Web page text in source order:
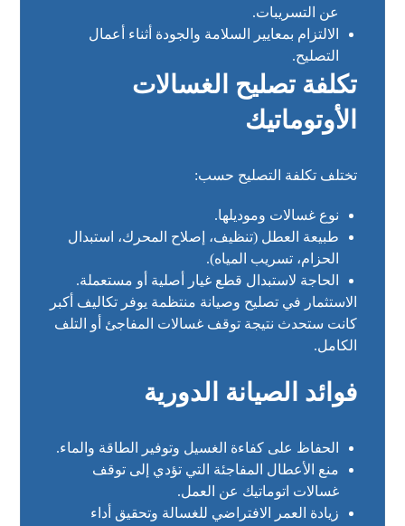
عن التسريبات.
الالتزام بمعايير السلامة والجودة أثناء أعمال
التصليح.
تكلفة تصليح الغسالات
الأوتوماتيك
تختلف تكلفة التصليح حسب:
نوع غسالات وموديلها.
طبيعة العطل (تنظيف، إصلاح المحرك، استبدال
الحزام، تسريب المياه).
الحاجة لاستبدال قطع غيار أصلية أو مستعملة.
الاستثمار في تصليح وصيانة منتظمة يوفر تكاليف أكبر
كانت ستحدث نتيجة توقف غسالات المفاجئ أو التلف
الكامل.
فوائد الصيانة الدورية
الحفاظ على كفاءة الغسيل وتوفير الطاقة والماء.
منع الأعطال المفاجئة التي تؤدي إلى توقف
غسالات اتوماتيك عن العمل.
زيادة العمر الافتراضي للغسالة وتحقيق أداء